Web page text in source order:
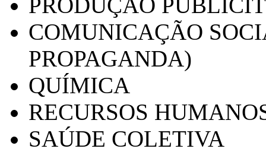
COMUNICAÇÃO
PROPAGANDA)
QUÍMICA
RECURSOS
SAÚDE COLETIVA